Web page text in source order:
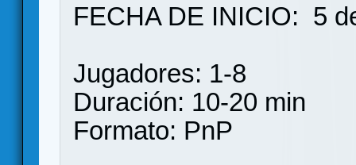
FECHA DE INICIO: 5
Jugadores: 1-8
Duración: 10-20 min
Formato: PnP